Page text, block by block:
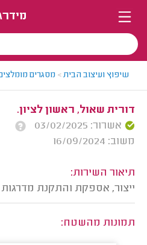
שיפוץ ועיצוב הבית> מסגרים
דורית שאול, ראשון לציון.
אשרור: 03/02/2025
משוב: 16/09/2024
תיאור השירות:
ייצור, אספקת והתקנת מדרגות
תמונות מהשטח: